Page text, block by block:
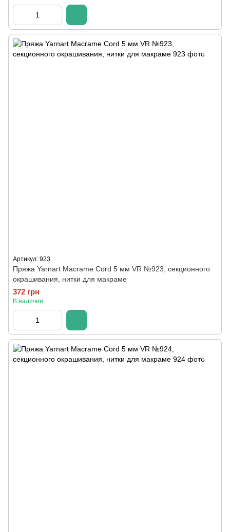
Артикул: 923
Пряжа Yarnart Macrame Cord 5 мм VR №923, секционного
окрашивания, нитки для макраме
372 грн
В наличии